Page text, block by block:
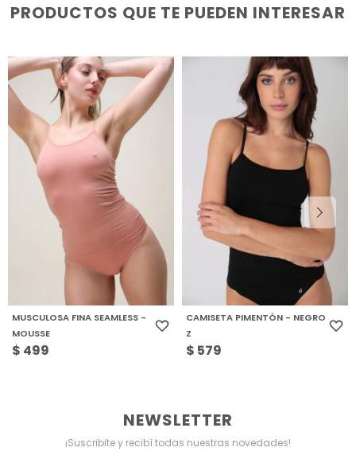
PRODUCTOS QUE TE PUEDEN INTERESAR
MUSCULOSA FINA SEAMLESS -
MOUSSE
$ 499
CAMISETA PIMENTÓN - NEGRO
Z
$ 579
NEWSLETTER
¡Suscribite y recibí todas nuestras novedades!